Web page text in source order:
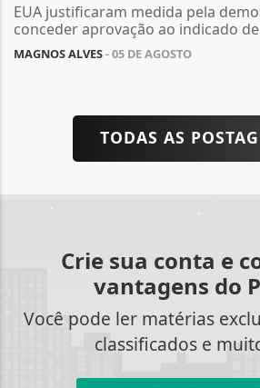
EUA justificaram medida pela
conceder aprovação ao indicado
MAGNOS ALVES- 05 DE AGOSTO
TODAS AS
Crie sua conta e
vantagens do
Você pode ler matérias
classificados e